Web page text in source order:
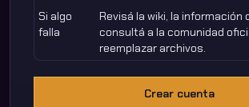
Si algo
falla
Revisá la wiki, la información
consultá a la comunidad
reemplazar archivos.
Crear cuenta